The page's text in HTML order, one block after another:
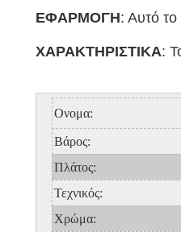
ΕΦΑΡΜΟΓΗ: Αυτό το
ΧΑΡΑΚΤΗΡΙΣΤΙΚΑ:
Ονομα:
Βάρος:
Πλάτος:
Τεχνικός:
Χρώμα: